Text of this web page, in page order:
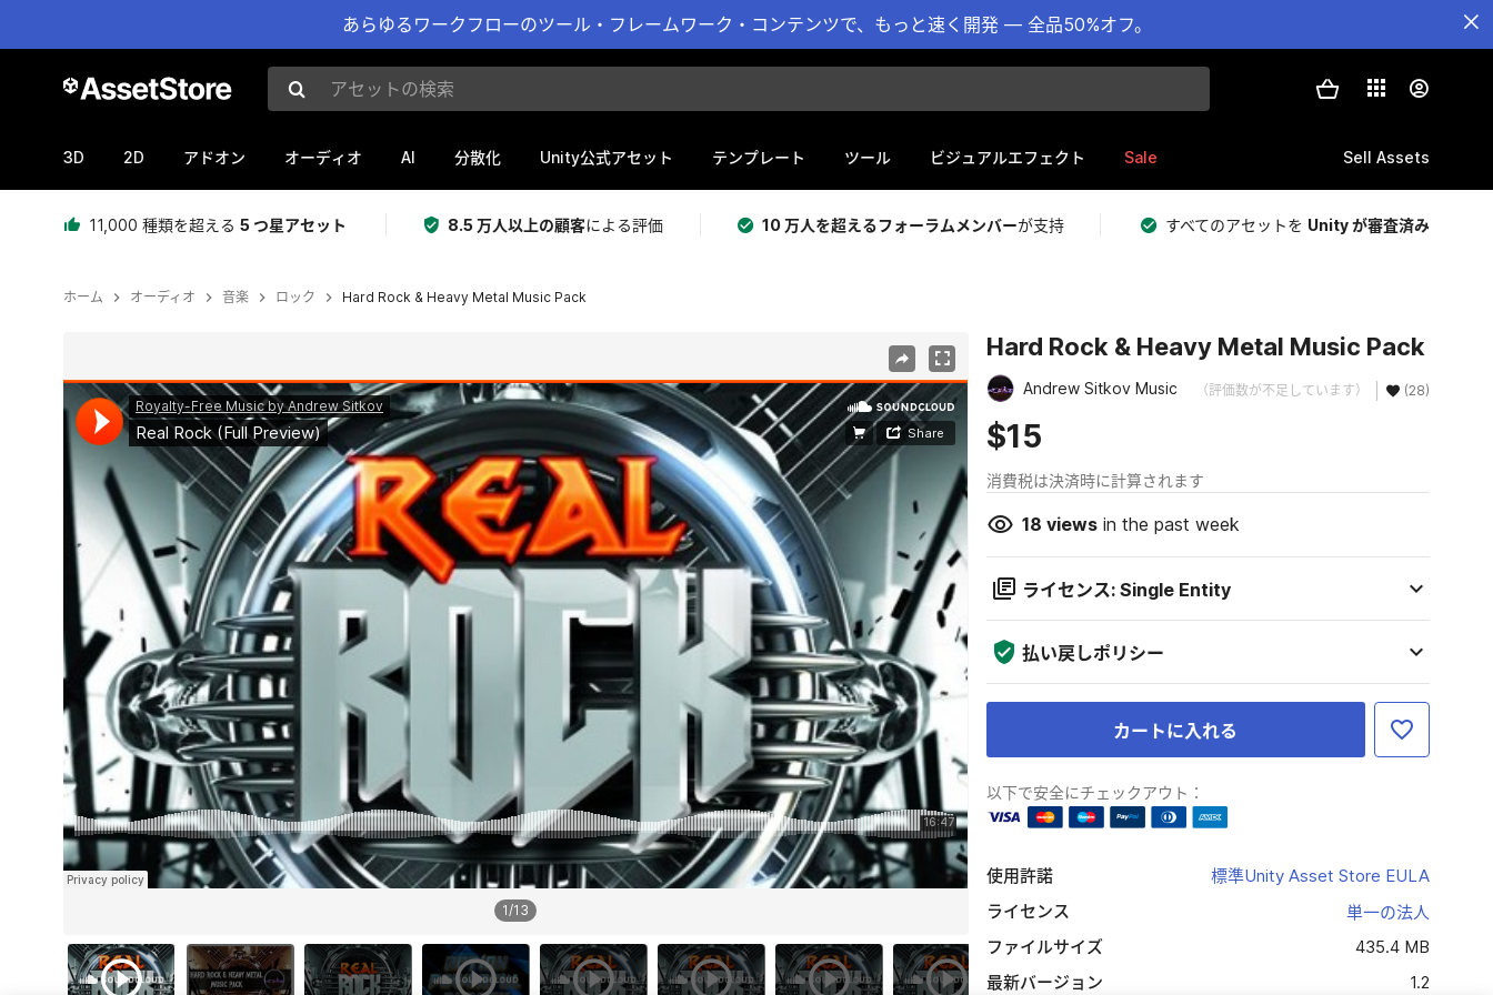
あらゆるワークフローのツール・フレームワーク・コンテンツで、もっと速く開発 — 全品50%オフ。
アセットの検索
3D 2D アドオン オーディオ AI 分散化 Unity公式アセット テンプレート ツール ビジュアルエフェクト Sale Sell Assets
11,000 種類を超える 5 つ星アセット 8.5 万人以上の顧客による評価 10 万人を超えるフォーラムメンバーが支持 すべてのアセットを Unity が審査済み
ホーム オーディオ 音楽 ロック Hard Rock & Heavy Metal Music Pack
1/13
Hard Rock & Heavy Metal Music Pack
Andrew Sitkov Music （評価数が不足しています） (28)
$15
消費税は決済時に計算されます
18 viewsin the past week
ライセンス: Single Entity
払い戻しポリシー
カートに入れる
以下で安全にチェックアウト：
使用許諾
標準Unity Asset Store EULA
ライセンス
単一の法人
ファイルサイズ
435.4 MB
最新バージョン
1.2